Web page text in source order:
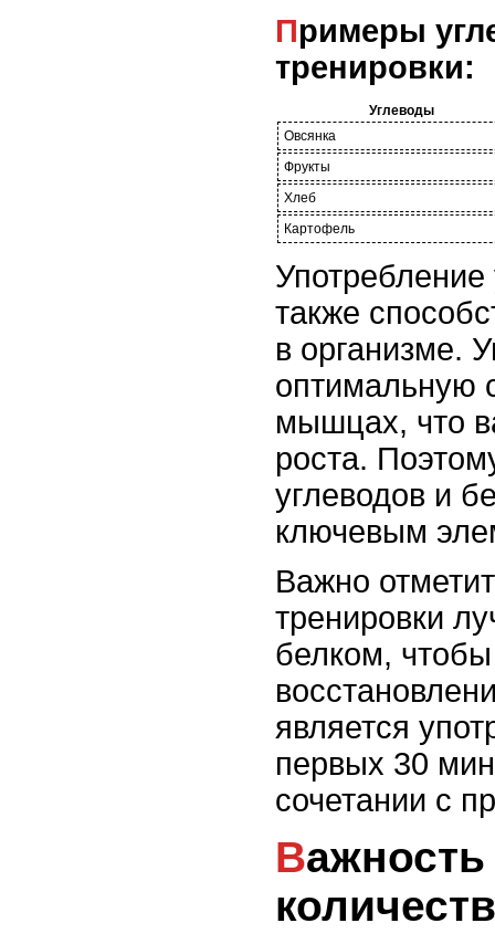
Примеры углеводов, рекомендуемых после
тренировки:
Углеводы
Овсянка
Фрукты
Хлеб
Картофель
Употребление
также
в организме.
оптимальную
мышцах, что
роста.
углеводов и
ключевым
Важно
тренировки
белком,
является
первых 30
сочетании с
Важность достаточного